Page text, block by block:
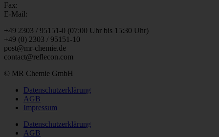
Fax:
E-Mail:
+49 2303 / 95151-0 (07:00 Uhr bis 15:30 Uhr)
+49 (0) 2303 / 95151-10
post@mr-chemie.de
contact@reflecon.com
© MR Chemie GmbH
Datenschutzerklärung
AGB
Impressum
Datenschutzerklärung
AGB